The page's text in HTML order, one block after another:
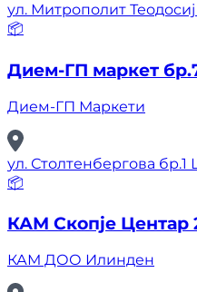
ул. Митрополит
📦
Дием-ГП маркет
Дием-ГП Маркети
ул. Столтенбергова бр.1
📦
КАМ Скопје Центар
КАМ ДОО Илинден